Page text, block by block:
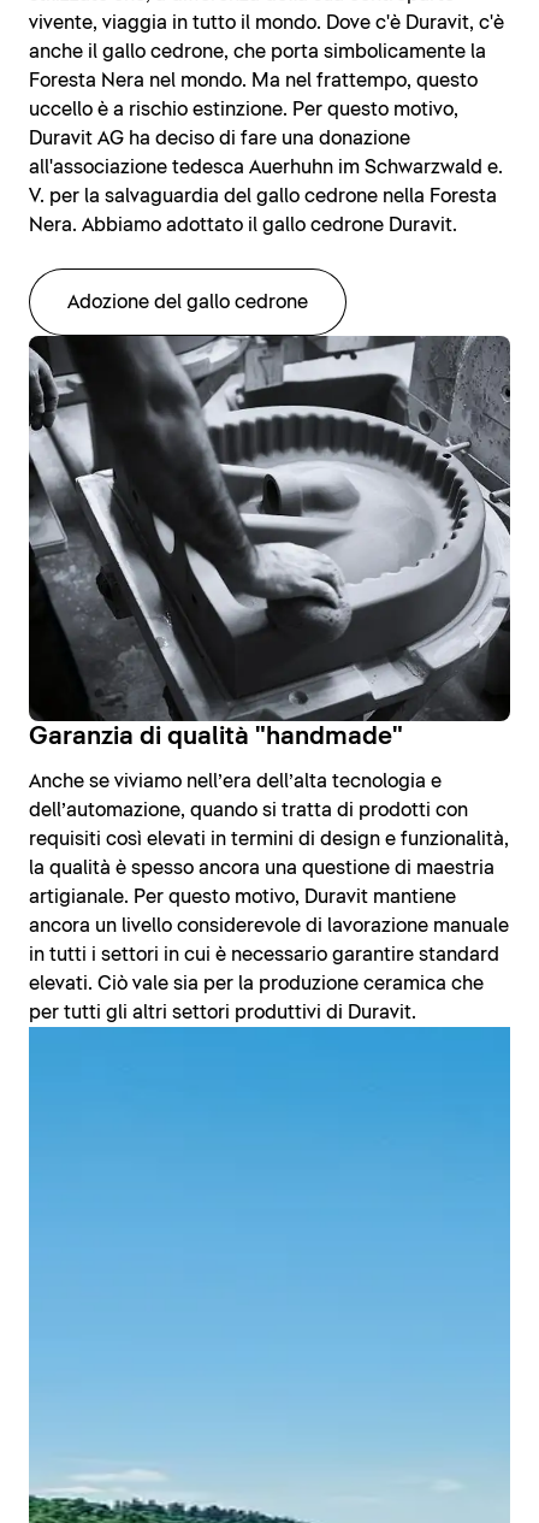
vivente, viaggia in tutto il mondo. Dove c'è Duravit, c'è
anche il gallo cedrone, che porta simbolicamente la
Foresta Nera nel mondo. Ma nel frattempo, questo
uccello è a rischio estinzione. Per questo motivo,
Duravit AG ha deciso di fare una donazione
all'associazione tedesca Auerhuhn im Schwarzwald e.
V. per la salvaguardia del gallo cedrone nella Foresta
Nera. Abbiamo adottato il gallo cedrone Duravit.
Adozione del gallo cedrone
Garanzia di qualità "handmade"
Anche se viviamo nell’era dell’alta tecnologia e
dell’automazione, quando si tratta di prodotti con
requisiti così elevati in termini di design e funzionalità,
la qualità è spesso ancora una questione di maestria
artigianale. Per questo motivo, Duravit mantiene
ancora un livello considerevole di lavorazione manuale
in tutti i settori in cui è necessario garantire standard
elevati. Ciò vale sia per la produzione ceramica che
per tutti gli altri settori produttivi di Duravit.